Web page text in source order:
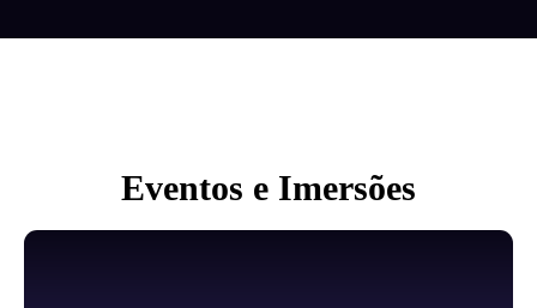
Eventos e Imersões